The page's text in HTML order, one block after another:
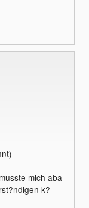
mich aba
k?